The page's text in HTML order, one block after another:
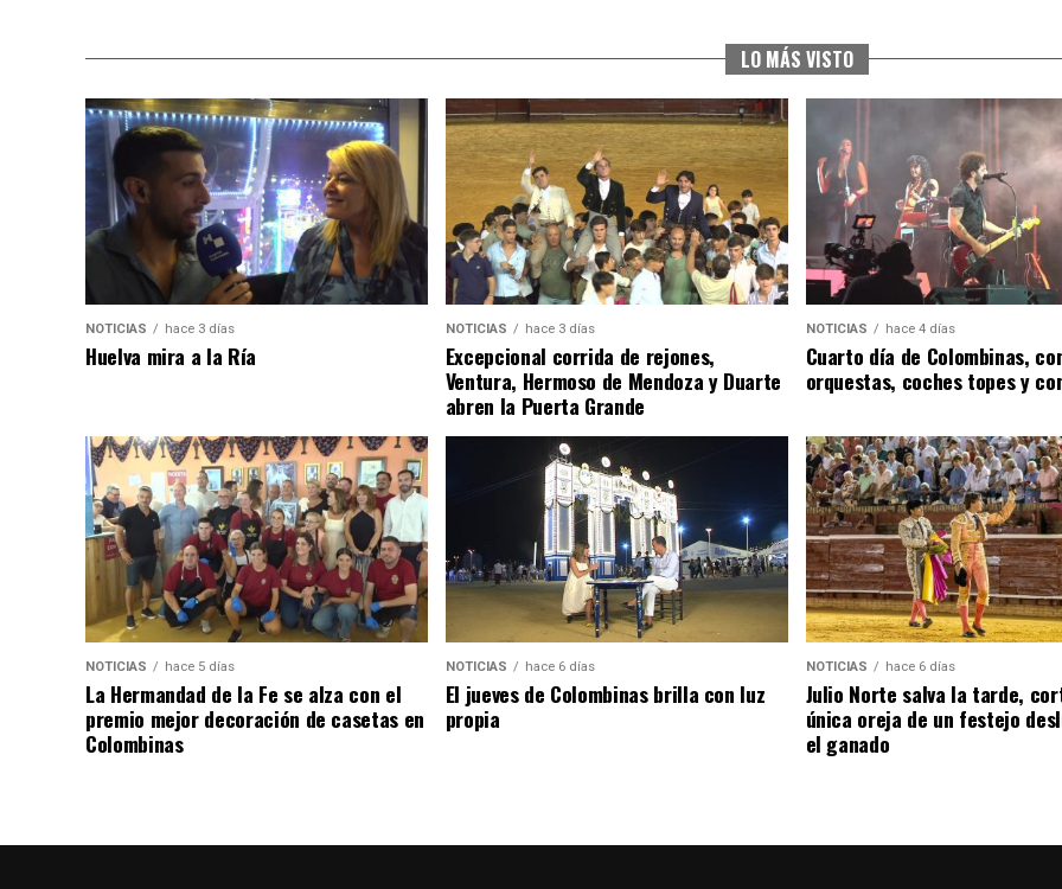
LO MÁS VISTO
NOTICIAS hace 3 días
Huelva mira a la Ría
NOTICIAS hace 3 días
Excepcional corrida de rejones,
Ventura, Hermoso de Mendoza y Duarte
abren la Puerta Grande
NOTICIAS hace 4 días
Cuarto día de Colombinas,
orquestas, coches topes y
NOTICIAS hace 5 días
La Hermandad de la Fe se alza con el
premio mejor decoración de casetas en
Colombinas
NOTICIAS hace 6 días
El jueves de Colombinas brilla con luz
propia
NOTICIAS hace 6 días
Julio Norte salva la tarde,
única oreja de un festejo
el ganado